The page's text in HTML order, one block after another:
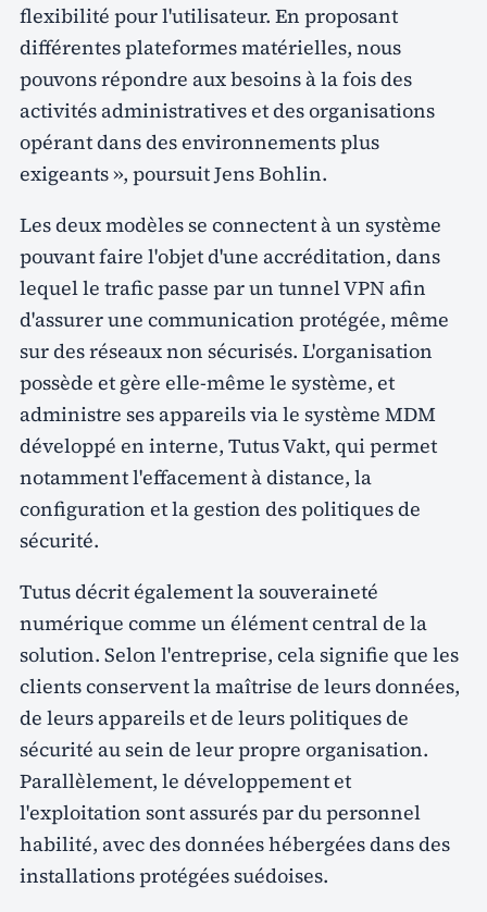
flexibilité pour l'utilisateur. En proposant
différentes plateformes matérielles, nous
pouvons répondre aux besoins à la fois des
activités administratives et des organisations
opérant dans des environnements plus
exigeants », poursuit Jens Bohlin.
Les deux modèles se connectent à un système
pouvant faire l'objet d'une accréditation, dans
lequel le trafic passe par un tunnel VPN afin
d'assurer une communication protégée, même
sur des réseaux non sécurisés. L'organisation
possède et gère elle-même le système, et
administre ses appareils via le système MDM
développé en interne, Tutus Vakt, qui permet
notamment l'effacement à distance, la
configuration et la gestion des politiques de
sécurité.
Tutus décrit également la souveraineté
numérique comme un élément central de la
solution. Selon l'entreprise, cela signifie que les
clients conservent la maîtrise de leurs données,
de leurs appareils et de leurs politiques de
sécurité au sein de leur propre organisation.
Parallèlement, le développement et
l'exploitation sont assurés par du personnel
habilité, avec des données hébergées dans des
installations protégées suédoises.